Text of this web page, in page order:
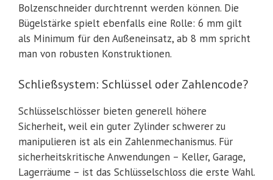
Bolzenschneider durchtrennt werden können. Die
Bügelstärke spielt ebenfalls eine Rolle: 6 mm gilt
als Minimum für den Außeneinsatz, ab 8 mm spricht
man von robusten Konstruktionen.
Schließsystem: Schlüssel oder Zahlencode?
Schlüsselschlösser bieten generell höhere
Sicherheit, weil ein guter Zylinder schwerer zu
manipulieren ist als ein Zahlenmechanismus. Für
sicherheitskritische Anwendungen – Keller, Garage,
Lagerräume – ist das Schlüsselschloss die erste Wahl.